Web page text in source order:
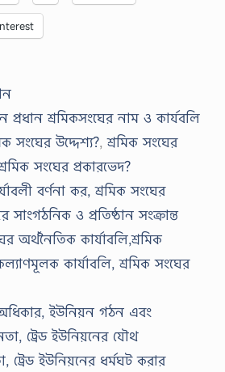
প্রধান শ্রমিকসংঘের নাম ও কার্যবলি
সংঘের উদ্দেশ্য?,শ্রমিক সংঘের
সংঘের প্রকারভেদ?
বর্ণনা কর, শ্রমিক সংঘের
সাংগঠনিক ও প্রতিষ্ঠান সংক্রান্ত
অর্থনৈতিক কার্যাবলি,শ্রমিক
কার্যাবলি, শ্রমিক সংঘের
অধিকার, ইউনিয়ন গঠন এবং
ট্রেড ইউনিয়নের যৌথ
ট্রেড ইউনিয়নের ধর্মঘট করার